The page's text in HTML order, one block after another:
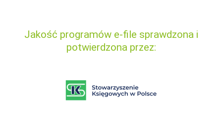
Jakość programów e-file sprawdzona i
potwierdzona przez: